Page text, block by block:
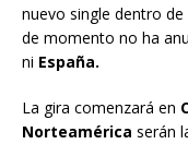
nuevo single dentro
de momento no ha
ni España.
La gira comenzará en
Norteamérica serán